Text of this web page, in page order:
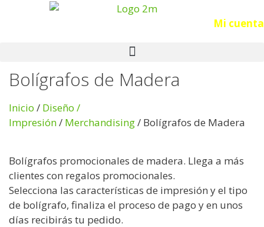
Mi cuenta
Bolígrafos de Madera
Inicio / Diseño /
Impresión/ Merchandising/ Bolígrafos de Madera
Bolígrafos promocionales de madera. Llega a más
clientes con regalos promocionales.
Selecciona las características de impresión y el tipo
de bolígrafo, finaliza el proceso de pago y en unos
días recibirás tu pedido.